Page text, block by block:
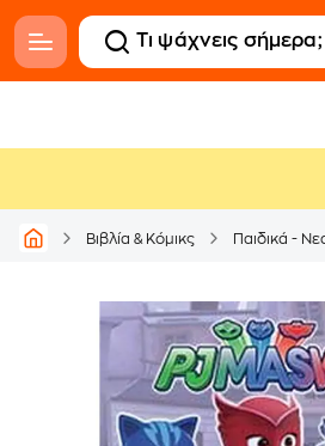
Βιβλία & Κόμικς Παιδικά -